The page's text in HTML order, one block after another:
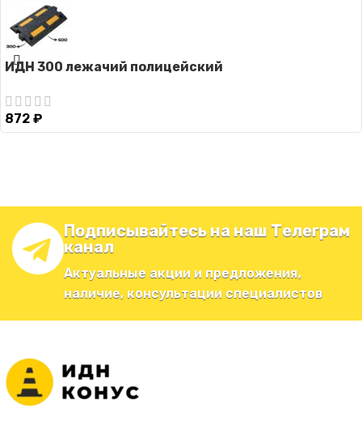
ИДН 300 лежачий полицейский
872 ₽
Подписывайтесь на наш Телеграм
канал
Актуальные акции и предложения,
наличие, консультации специалистов